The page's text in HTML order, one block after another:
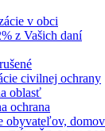
v obci
z Vašich daní
civilnej ochrany
oblasť
ochrana
obyvateľov,